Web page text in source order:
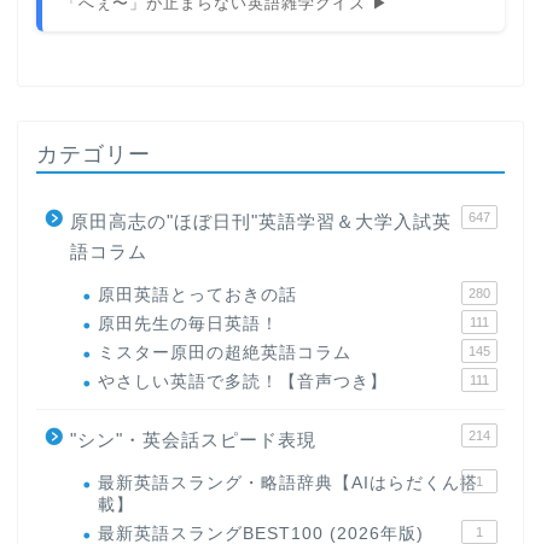
カテゴリー
原田高志の"ほぼ日刊"英語学習＆大学入試英
語コラム
647
原田英語とっておきの話 280
原田先生の毎日英語！ 111
ミスター原田の超絶英語コラム 145
やさしい英語で多読！【音声つき】 111
"シン"・英会話スピード表現 214
最新英語スラング・略語辞典【AIはらだくん搭
載】
1
最新英語スラングBEST100 (2026年版) 1